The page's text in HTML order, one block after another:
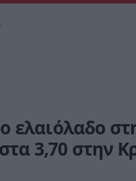
ελαιόλαδο
3,70 στην